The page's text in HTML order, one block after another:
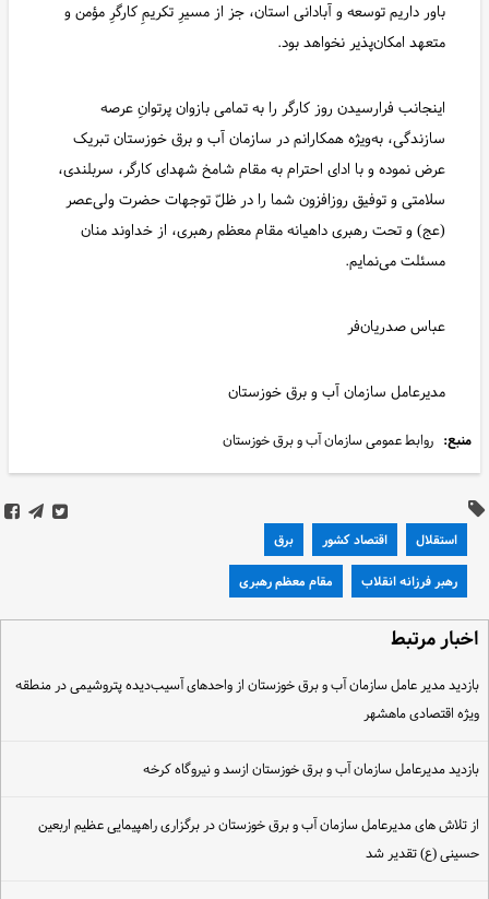
باور داریم توسعه و آبادانی استان، جز از مسیرِ تکریمِ کارگرِ مؤمن و
متعهد امکان‌پذیر نخواهد بود.
اینجانب فرارسیدن روز کارگر را به تمامی بازوان پرتوانِ عرصه
سازندگی، به‌ویژه همکارانم در سازمان آب و برق خوزستان تبریک
عرض نموده و با ادای احترام به مقام شامخ شهدای کارگر، سربلندی،
سلامتی و توفیق روزافزون شما را در ظلّ توجهات حضرت ولی‌عصر
(عج) و تحت رهبری داهیانه مقام معظم رهبری، از خداوند منان
مسئلت می‌نمایم.
عباس صدریان‌فر
مدیرعامل سازمان آب و برق خوزستان
منبع: روابط عمومی سازمان آب و برق خوزستان
استقلال اقتصاد کشور برق
رهبر فرزانه انقلاب مقام معظم رهبری
اخبار مرتبط
بازدید مدیر عامل سازمان آب و برق خوزستان از واحدهای آسیب‌دیده پتروشیمی در منطقه
ویژه اقتصادی ماهشهر
بازدید مدیرعامل سازمان آب و برق خوزستان ازسد و نیروگاه کرخه
از تلاش های مدیرعامل سازمان آب و برق خوزستان در برگزاری راهپیمایی عظیم اربعین
حسینی (ع) تقدیر شد